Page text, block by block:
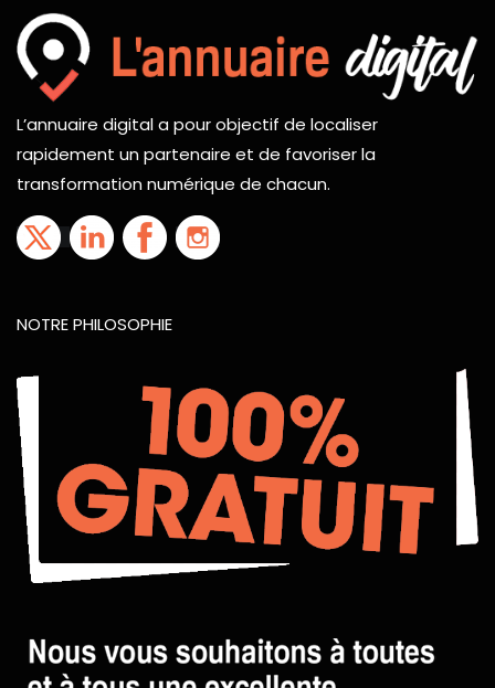
L’annuaire digital a pour objectif de localiser
rapidement un partenaire et de favoriser la
transformation numérique de chacun.
NOTRE PHILOSOPHIE